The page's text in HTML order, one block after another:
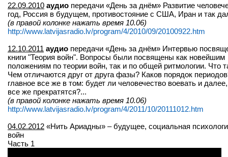
22.09.2010 аудио передачи «День за днём» Развитие
год, Россия в будущем, противостояние с США, Иран и так
(в правой колонке нажать время 10.06)
http://www.latvijasradio.lv/program/4/2010/09/20100922.htm
12.10.2011 аудио передачи «День за днём» Интервью
книги "Теория войн". Вопросы были посвящены как новейшим
положениям по теории войн, так и по общей ритмологии. Что
Чем отличаются друг от друга фазы? Каков порядок
главное все же в том: будет ли человечество воевать и
все же прекратятся?...
(в правой колонке нажать время 10.06)
http://www.latvijasradio.lv/program/4/2011/10/20111012.htm
04.02.2012 «Нить Ариадны» – будущее, социальная
войн
Часть 1